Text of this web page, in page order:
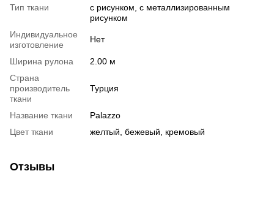
Тип ткани
с рисунком, с металлизированным
рисунком
Индивидуальное
изготовление
Нет
Ширина рулона
2.00 м
Страна
производитель
ткани
Турция
Название ткани
Palazzo
Цвет ткани
желтый, бежевый, кремовый
Отзывы